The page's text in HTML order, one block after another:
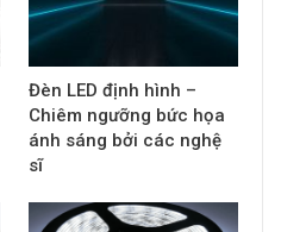
Đèn LED định hình –
Chiêm ngưỡng bức họa
ánh sáng bởi các nghệ
sĩ